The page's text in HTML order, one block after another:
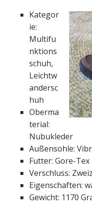
Kategor
ie:
Multifu
nktions
schuh,
Leichtw
andersc
huh
Oberma
terial:
Nubukleder
Außensohle:
Futter: Gore-Tex
Verschluss:
Eigenschaften:
Gewicht: 1170